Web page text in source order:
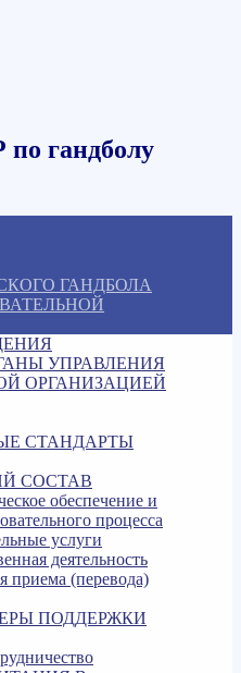
гандболу
ГАНДБОЛА
УПРАВЛЕНИЯ
ОРГАНИЗАЦИЕЙ
СТАНДАРТЫ
СОСТАВ
обеспечение и
процесса
услуги
деятельность
приема (перевода)
ПОДДЕРЖКИ